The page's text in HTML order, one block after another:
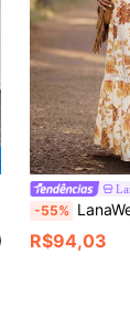
-55% LanaWest CURVE Vestido
R$94,03